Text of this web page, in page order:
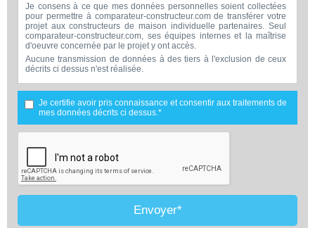
Je consens à ce que mes données personnelles soient collectées
pour permettre à comparateur-constructeur.com de transférer votre
projet aux constructeurs de maison individuelle partenaires. Seul
comparateur-constructeur.com, ses équipes internes et la maîtrise
d'oeuvre concernée par le projet y ont accès.
Aucune transmission de données à des tiers à l'exclusion de ceux
décrits ci dessus n'est réalisée.
Mes données téléphoniques seront uniquement utilisées par
comparateur-constructeur.com et la maîtrise d'ouvrage concernée
par votre projet dans le cadre de la qualification et du suivi de mon
projet.
Les données sont conservées pendant une durée de 18 mois
courant à partir des derniers contacts effectifs entre comparateur-
constructeur.com et vous ou comparateur-constructeur.com et un
membre de la maîtrise d'oeuvre en rapport avec ce projet et qui
serait en relation avec comparateur-constructeur sur ce projet.
Conformément à la loi « informatique et libertés », vous pouvez
exercer votre droit d'accès aux données vous concernant et les faire
rectifier en contactant : Vitaweb, 7 bis rue de l'Héronière, 17220
SALLES-SUR-MER - FRANCE. Tél. 07.86.24.07.28 -
contact@comparateur-constructeur.com
Je certifie avoir pris connaissance et consentir aux traitements de
mes données décrits ci dessus.*
Envoyer*